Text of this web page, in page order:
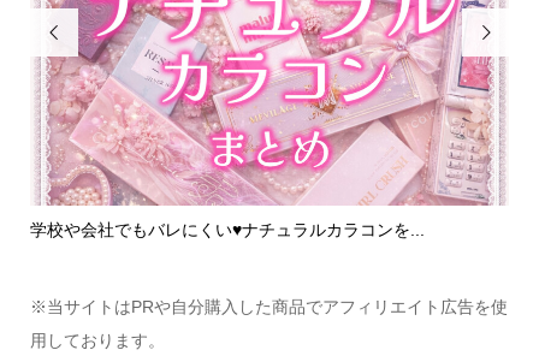

学校や会社でもバレにくい♥ナチュラルカラコンを...

※当サイトはPRや自分購入した商品でアフィリエイト広告を使
用しております。